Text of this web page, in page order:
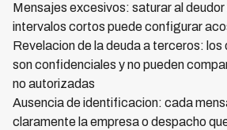
Mensajes excesivos: saturar al
intervalos cortos puede configurar
Revelacion de la deuda a terceros: los
son confidenciales y no pueden
no autorizadas
Ausencia de identificacion: cada
claramente la empresa o despacho